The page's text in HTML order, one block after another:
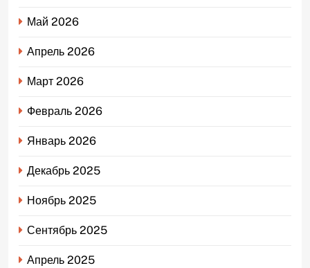
Май 2026
Апрель 2026
Март 2026
Февраль 2026
Январь 2026
Декабрь 2025
Ноябрь 2025
Сентябрь 2025
Апрель 2025